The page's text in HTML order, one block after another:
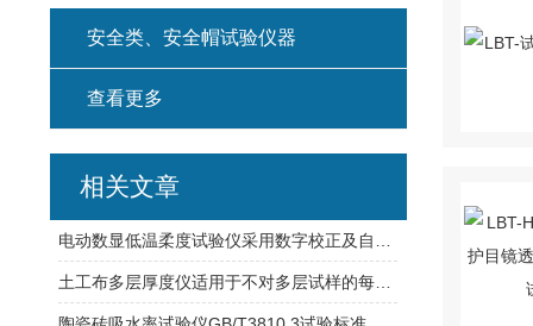
安全类、安全帽试验仪器
查看更多
相关文章